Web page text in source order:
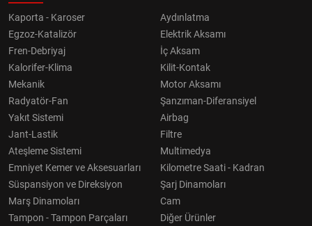
Kaporta - Karoser
Aydınlatma
Egzoz-Katalizör
Elektrik Aksamı
Fren-Debriyaj
İç Aksam
Kalorifer-Klima
Kilit-Kontak
Mekanik
Motor Aksamı
Radyatör-Fan
Şanzıman-Diferansiyel
Yakıt Sistemi
Airbag
Jant-Lastik
Filtre
Ateşleme Sistemi
Multimedya
Emniyet Kemer ve Aksesuarları
Kilometre Saati - Kadran
Süspansiyon ve Direksiyon
Şarj Dinamoları
Marş Dinamoları
Cam
Tampon - Tampon Parçaları
Diğer Ürünler